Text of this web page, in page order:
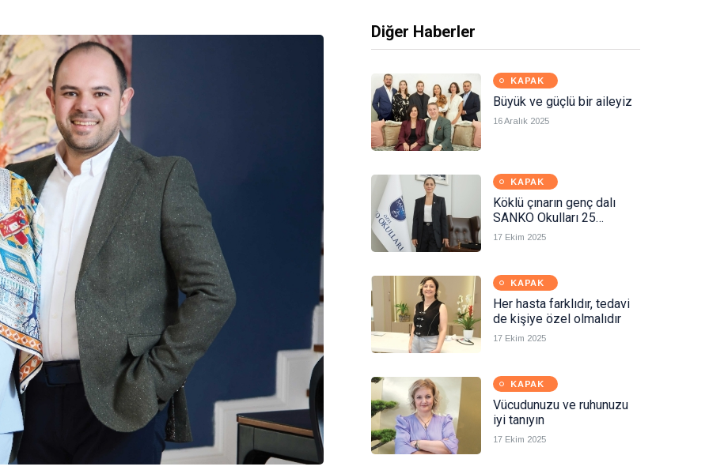
Diğer Haberler
KAPAK
Büyük ve güçlü bir aileyiz
16 Aralık 2025
KAPAK
Köklü çınarın genç dalı
SANKO Okulları 25
yaşında!
17 Ekim 2025
KAPAK
Her hasta farklıdır, tedavi
de kişiye özel olmalıdır
17 Ekim 2025
KAPAK
Vücudunuzu ve ruhunuzu
iyi tanıyın
17 Ekim 2025